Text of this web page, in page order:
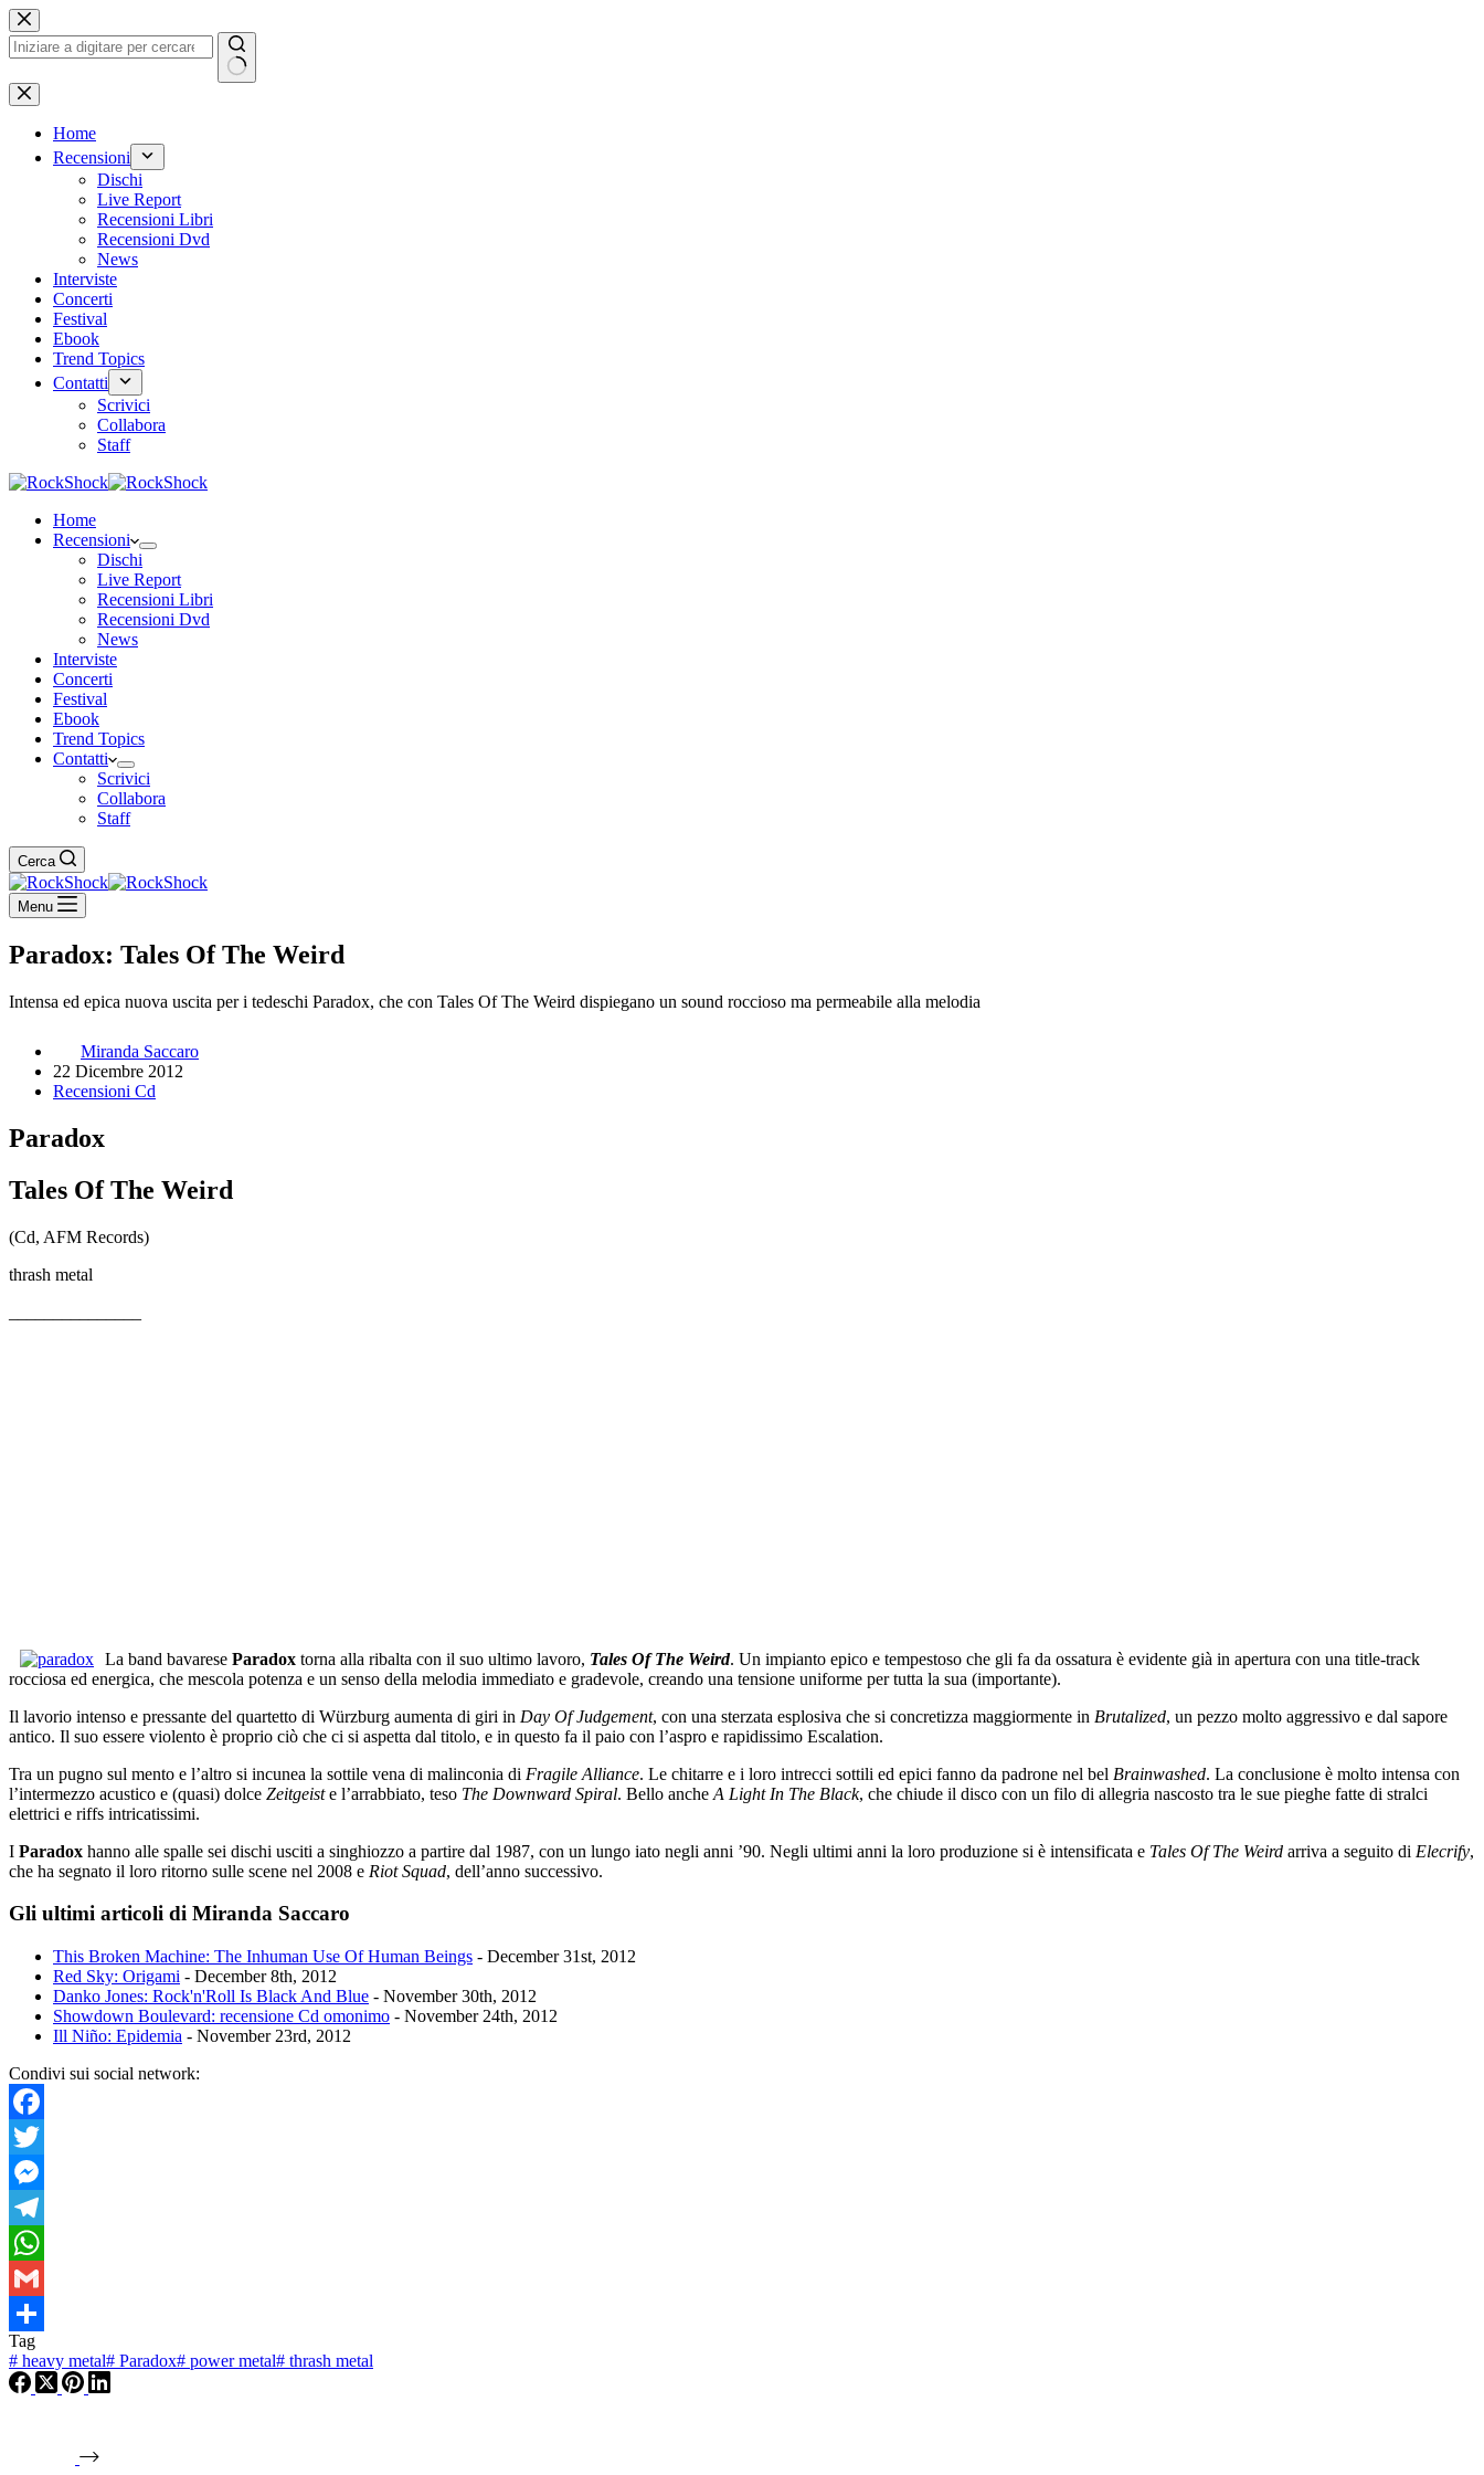
Salta
al
contenuto
Nessun
risultato
Home
Recensioni
Dischi
Live Report
Recensioni Libri
Recensioni Dvd
News
Interviste
Concerti
Festival
Ebook
Trend Topics
Contatti
Scrivici
Collabora
Staff
Home
Recensioni
Dischi
Live Report
Recensioni Libri
Recensioni Dvd
News
Interviste
Concerti
Festival
Ebook
Trend Topics
Contatti
Scrivici
Collabora
Staff
Cerca
Menu
Paradox: Tales Of The Weird
Intensa ed epica nuova uscita per i tedeschi Paradox, che con Tales Of The Weird dispiegano un sound roccioso ma permeabile alla melodia
Miranda Saccaro
22 Dicembre 2012
Recensioni Cd
Paradox
Tales Of The Weird
(Cd, AFM Records)
thrash metal
La band bavarese Paradox torna alla ribalta con il suo ultimo lavoro, Tales Of The Weird. Un impianto epico e tempestoso che gli fa da ossatura è evidente già in apertura con una title-track
rocciosa ed energica, che mescola potenza e un senso della melodia immediato e gradevole, creando una tensione uniforme per tutta la sua (importante).
Il lavorio intenso e pressante del quartetto di Würzburg aumenta di giri in Day Of Judgement, con una sterzata esplosiva che si concretizza maggiormente in Brutalized, un pezzo molto aggressivo e dal sapore
antico. Il suo essere violento è proprio ciò che ci si aspetta dal titolo, e in questo fa il paio con l’aspro e rapidissimo Escalation.
Tra un pugno sul mento e l’altro si incunea la sottile vena di malinconia di Fragile Alliance. Le chitarre e i loro intrecci sottili ed epici fanno da padrone nel bel Brainwashed. La conclusione è molto intensa con
l’intermezzo acustico e (quasi) dolce Zeitgeiste l’arrabbiato, teso The Downward Spiral. Bello anche A Light In The Black, che chiude il disco con un filo di allegria nascosto tra le sue pieghe fatte di stralci
elettrici e riffs intricatissimi.
I Paradox hanno alle spalle sei dischi usciti a singhiozzo a partire dal 1987, con un lungo iato negli anni ’90. Negli ultimi anni la loro produzione si è intensificata e Tales Of The Weird arriva a seguito di Elecrify,
che ha segnato il loro ritorno sulle scene nel 2008 e Riot Squad, dell’anno successivo.
Gli ultimi articoli di Miranda Saccaro
This Broken Machine: The Inhuman Use Of Human Beings - December 31st, 2012
Red Sky: Origami - December 8th, 2012
Danko Jones: Rock'n'Roll Is Black And Blue - November 30th, 2012
Showdown Boulevard: recensione Cd omonimo - November 24th, 2012
Ill Niño: Epidemia - November 23rd, 2012
Condivi sui social network:
Facebook
Twitter
Messenger
Telegram
WhatsApp
Gmail
Condividi
Tag
# heavy metal# Paradox# power metal# thrash metal